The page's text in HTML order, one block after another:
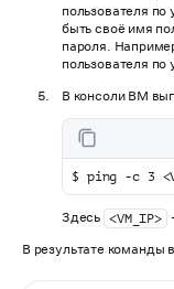
пользователя
быть своё имя
пароля.
пользователя
В консоли ВМ
$ ping -c 3
Здесь <VM_IP>
В результате команды